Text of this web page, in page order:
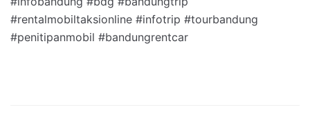
#rentalmobiltaksionline #infotrip #tourbandung
#penitipanmobil #bandungrentcar